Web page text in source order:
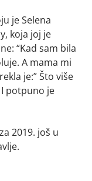
je Selena
koja joj je
“Kad sam bila
A mama mi
je:” Što više
I potpuno je
2019. još u